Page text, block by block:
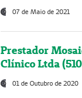
07 de Maio de 2021
Prestador
Clínico Ltda
01 de Outubro de 2020